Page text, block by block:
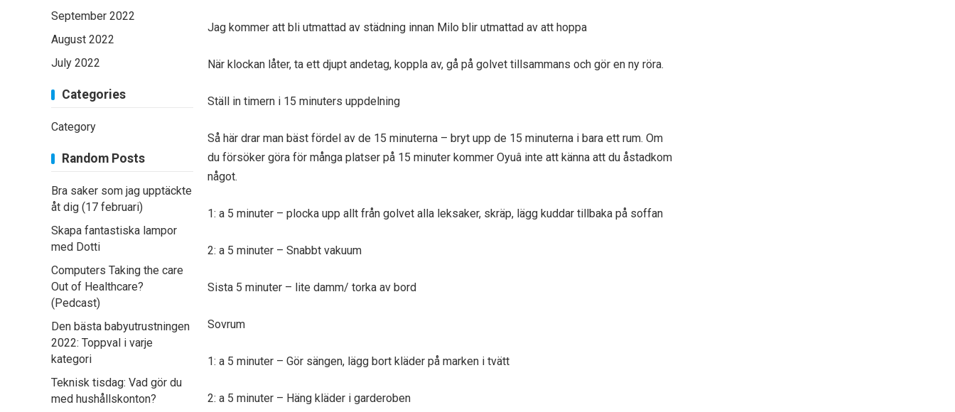
Jag kommer att bli utmattad av städning innan Milo blir utmattad av att hoppa
När klockan låter, ta ett djupt andetag, koppla av, gå på golvet tillsammans och gör en ny röra.
Ställ in timern i 15 minuters uppdelning
Så här drar man bäst fördel av de 15 minuterna – bryt upp de 15 minuterna i bara ett rum. Om
du försöker göra för många platser på 15 minuter kommer Oyuâ inte att känna att du åstadkom
något.
1: a 5 minuter – plocka upp allt från golvet alla leksaker, skräp, lägg kuddar tillbaka på soffan
2: a 5 minuter – Snabbt vakuum
Sista 5 minuter – lite damm/ torka av bord
Sovrum
1: a 5 minuter – Gör sängen, lägg bort kläder på marken i tvätt
2: a 5 minuter – Häng kläder i garderoben
September 2022
August 2022
July 2022
Categories
Category
Random Posts
Bra saker som jag upptäckte
åt dig (17 februari)
Skapa fantastiska lampor
med Dotti
Computers Taking the care
Out of Healthcare?
(Pedcast)
Den bästa babyutrustningen
2022: Toppval i varje
kategori
Teknisk tisdag: Vad gör du
med hushållskonton?